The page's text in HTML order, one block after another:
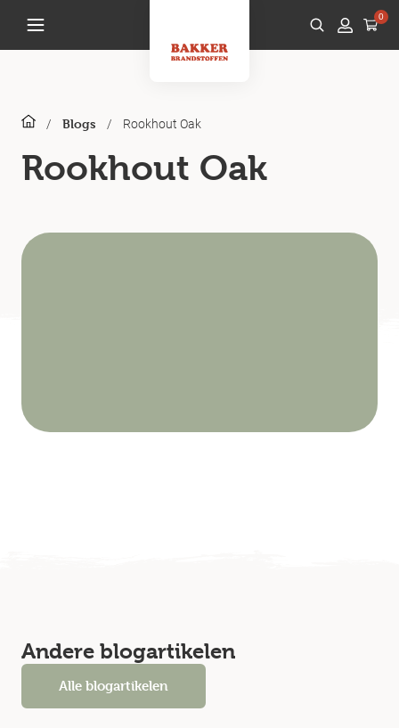
0
/ Blogs / Rookhout Oak
Rookhout Oak
Andere blogartikelen
Alle blogartikelen